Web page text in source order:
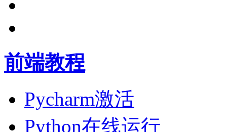
前端教程
Pycharm激活
Python在线运行